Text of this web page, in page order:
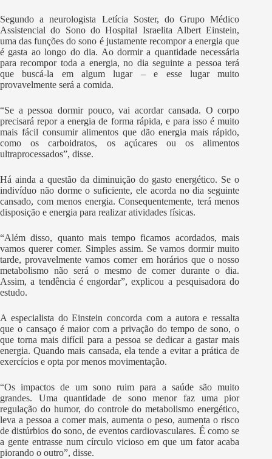
Segundo a neurologista Letícia Soster, do Grupo Médico
Assistencial do Sono do Hospital Israelita Albert Einstein,
uma das funções do sono é justamente recompor a energia que
é gasta ao longo do dia. Ao dormir a quantidade necessária
para recompor toda a energia, no dia seguinte a pessoa terá
que buscá-la em algum lugar – e esse lugar muito
provavelmente será a comida.
“Se a pessoa dormir pouco, vai acordar cansada. O corpo
precisará repor a energia de forma rápida, e para isso é muito
mais fácil consumir alimentos que dão energia mais rápido,
como os carboidratos, os açúcares ou os alimentos
ultraprocessados”, disse.
Há ainda a questão da diminuição do gasto energético. Se o
indivíduo não dorme o suficiente, ele acorda no dia seguinte
cansado, com menos energia. Consequentemente, terá menos
disposição e energia para realizar atividades físicas.
“Além disso, quanto mais tempo ficamos acordados, mais
vamos querer comer. Simples assim. Se vamos dormir muito
tarde, provavelmente vamos comer em horários que o nosso
metabolismo não será o mesmo de comer durante o dia.
Assim, a tendência é engordar”, explicou a pesquisadora do
estudo.
A especialista do Einstein concorda com a autora e ressalta
que o cansaço é maior com a privação do tempo de sono, o
que torna mais difícil para a pessoa se dedicar a gastar mais
energia. Quando mais cansada, ela tende a evitar a prática de
exercícios e opta por menos movimentação.
“Os impactos de um sono ruim para a saúde são muito
grandes. Uma quantidade de sono menor faz uma pior
regulação do humor, do controle do metabolismo energético,
leva a pessoa a comer mais, aumenta o peso, aumenta o risco
de distúrbios do sono, de eventos cardiovasculares. É como se
a gente entrasse num círculo vicioso em que um fator acaba
piorando o outro”, disse.